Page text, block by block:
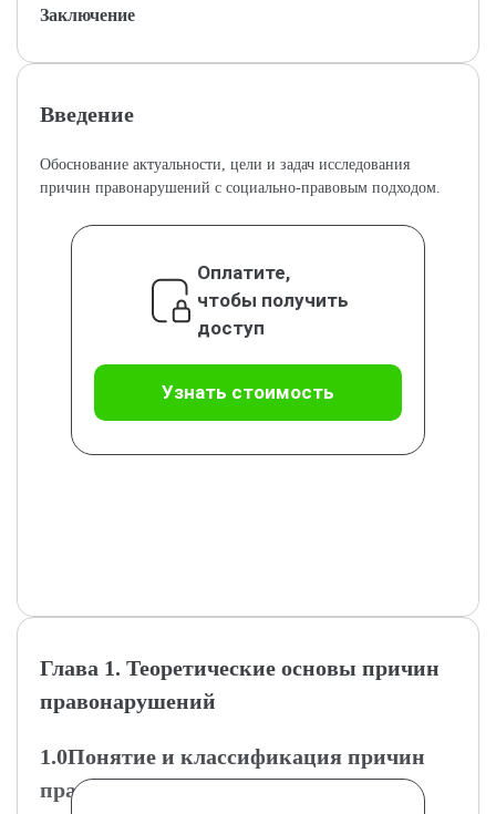
Заключение
Введение
Обоснование актуальности, цели и задач исследования
причин правонарушений с социально-правовым подходом.
Оплатите,
чтобы получить
доступ
Узнать стоимость
Глава 1. Теоретические основы причин
правонарушений
1.0Понятие и классификация причин
правонарушений